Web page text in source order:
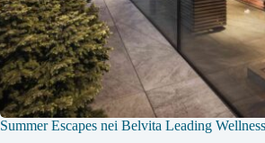
Summer Escapes nei Belvita Leading